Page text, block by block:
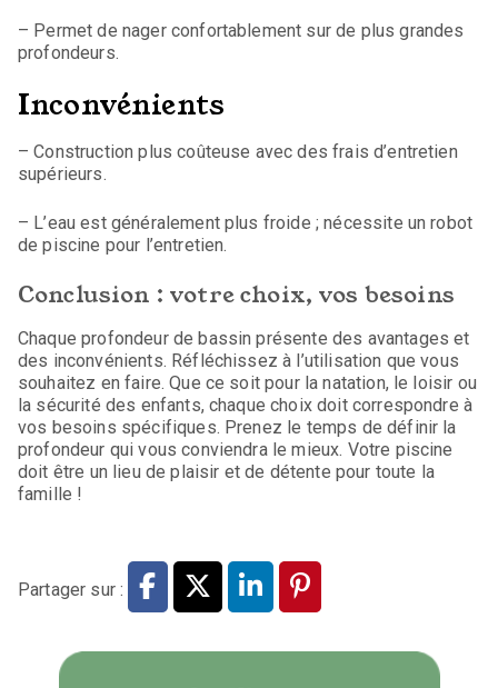
– Permet de nager confortablement sur de plus grandes
profondeurs.
Inconvénients
– Construction plus coûteuse avec des frais d’entretien
supérieurs.
– L’eau est généralement plus froide ; nécessite un robot
de piscine pour l’entretien.
Conclusion : votre choix, vos besoins
Chaque profondeur de bassin présente des avantages et
des inconvénients. Réfléchissez à l’utilisation que vous
souhaitez en faire. Que ce soit pour la natation, le loisir ou
la sécurité des enfants, chaque choix doit correspondre à
vos besoins spécifiques. Prenez le temps de définir la
profondeur qui vous conviendra le mieux. Votre piscine
doit être un lieu de plaisir et de détente pour toute la
famille !
Partager sur :